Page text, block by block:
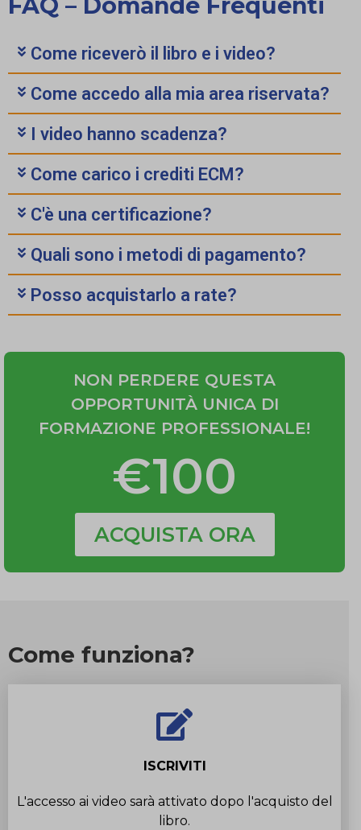
Come riceverò il libro e i video?
Come accedo alla mia area riservata?
I video hanno scadenza?
Come carico i crediti ECM?
C'è una certificazione?
Quali sono i metodi di pagamento?
Posso acquistarlo a rate?
NON PERDERE QUESTA
OPPORTUNITÀ UNICA DI
FORMAZIONE PROFESSIONALE!
€100
ACQUISTA ORA
Come funziona?
ISCRIVITI
L'accesso ai video sarà attivato dopo l'acquisto del
libro.